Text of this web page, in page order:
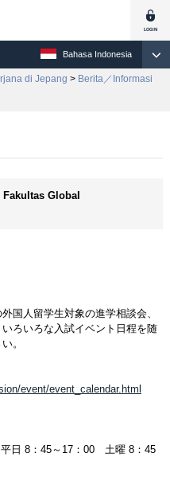
Bahasa Indonesia
di Jepang > Berita／Informasi
Global
国人留学生対象の進学相談会、
ろいろな入試イベント日程を随
。
event/event_calendar.html
日 8：45～17：00 土曜 8：45